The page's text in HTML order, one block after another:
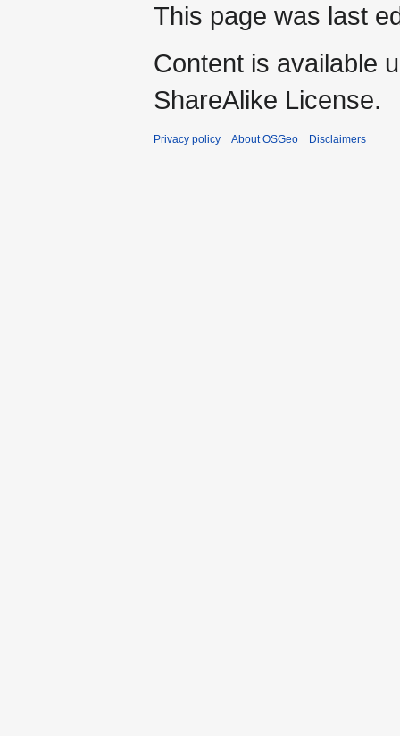
This page was last
Content is available
ShareAlike License.
Privacy policy About OSGeo Disclaimers